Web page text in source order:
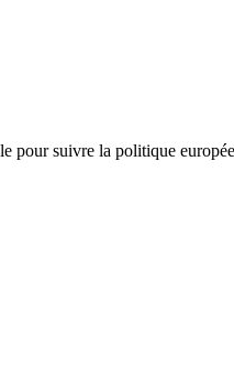
pour suivre la politique